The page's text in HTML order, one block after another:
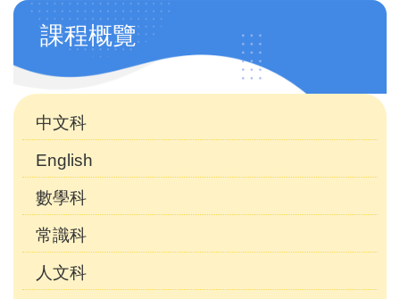
學
天
地
課程概覽
中文科
English
數學科
常識科
人文科